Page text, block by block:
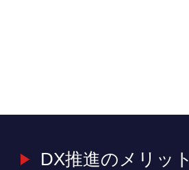
DX推進のメリット